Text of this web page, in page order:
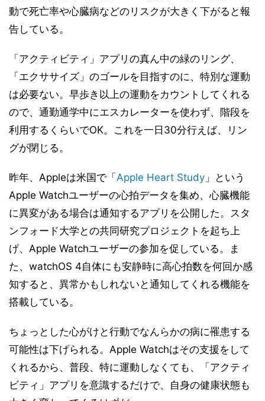
動で死亡率や心臓病などのリスクが大きく下がると報
告している。
「アクティビティ」アプリの真ん中の緑のリング、
「エクササイズ」のゴールを目指すのに、特別な運動
は必要ない。早歩き以上の運動をカウントしてくれる
ので、通勤通学中にエスカレーターを使わず、階段を
利用するくらいでOK。これを一日30分行えば、リン
グが閉じる。
昨年、Appleは米国で「 Apple Heart Study 」という
Apple Watchユーザーの心拍データを集め、心臓機能
に異変がある場合は通知するアプリを公開した。スタ
ンフォード大学との共同研究プロジェクトを起ち上
げ、Apple Watchユーザーの参加を促している。ま
た、watchOS 4自体にも安静時に高心拍数を何回か感
知すると、異常かもしれないと通知してくれる機能を
搭載している。
ちょっとした心がけと行動でなんらかの病に罹患する
可能性は下げられる。Apple Watchはその支援をして
くれるから、普段、特に運動しなくても、「アクティ
ビティ」アプリを意識するだけで、自身の健康状態も